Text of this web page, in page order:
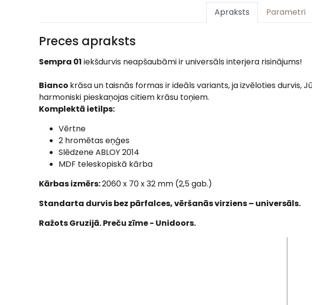
Apraksts Parametri
Preces apraksts
Sempra 01 iekšdurvis neapšaubāmi ir universāls interjera risinājums!
Bianco krāsa un taisnās formas ir ideāls variants, ja izvēloties durvis,
harmoniski pieskaņojas citiem krāsu toņiem.
Komplektā ietilps:
Vērtne
2 hromētas eņģes
Slēdzene ABLOY 2014
MDF teleskopiskā kārba
Kārbas izmērs:2060 x 70 x 32 mm (2,5 gab.)
Standarta durvis bez pārfalces, vēršanās virziens – universāls.
Ražots Gruzijā. Preču zīme - Unidoors.